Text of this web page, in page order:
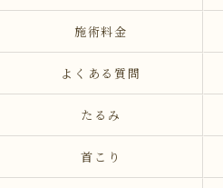
施術料金
よくある質問
たるみ
首こり